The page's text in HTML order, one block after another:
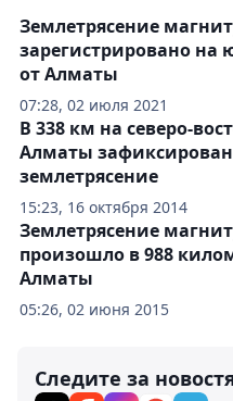
07:28, 02 июля 2021
Землетрясение
зарегистрировано на
от Алматы
15:23, 16 октября 2014
В 338 км на северо-
Алматы
землетрясение
05:26, 02 июня 2015
Землетрясение
произошло в 988
Алматы
Следите за